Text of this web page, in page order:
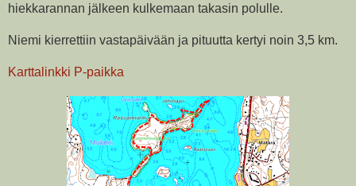
hiekkarannan jälkeen kulkemaan takasin polulle.
Niemi kierrettiin vastapäivään ja pituutta kertyi noin 3,5 km.
Karttalinkki P-paikka